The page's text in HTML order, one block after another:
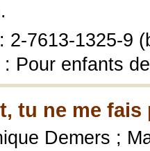
2-7613-1325-9
: Pour enfants
tu ne me fais
Demers ;